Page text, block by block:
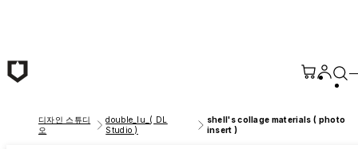
디자인 스튜디
오
double_lu_( DL
Studio )
shell's collage materials ( photo
insert )